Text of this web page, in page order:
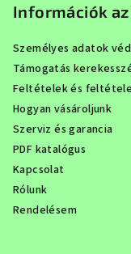
Információk az
Személyes adatok
Támogatás
Feltételek és
Hogyan vásároljunk
Szerviz és garancia
PDF katalógus
Kapcsolat
Rólunk
Rendelésem